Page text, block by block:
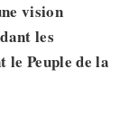
vision
les
le Peuple de la